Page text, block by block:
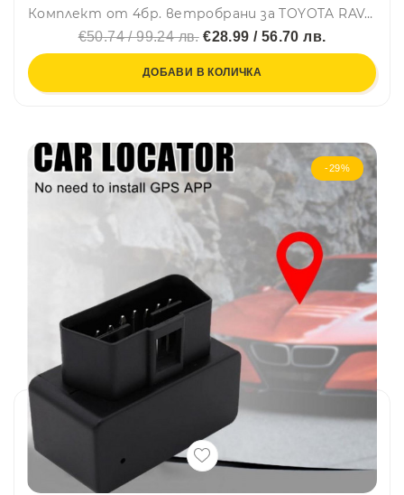
Комплект от 4бр. ветробрани за TOYOTA RAV4 V 2019 г. +
€50.74 / 99.24 лв.€28.99 / 56.70 лв.
ДОБАВИ В КОЛИЧКА
-29%